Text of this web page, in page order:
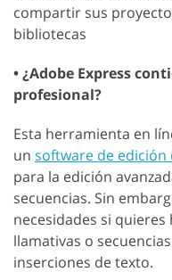
compartir sus
bibliotecas
• ¿Adobe Express
profesional?
Esta herramienta en
un software de edición
para la edición
secuencias. Sin
necesidades si
llamativas o
inserciones de texto.